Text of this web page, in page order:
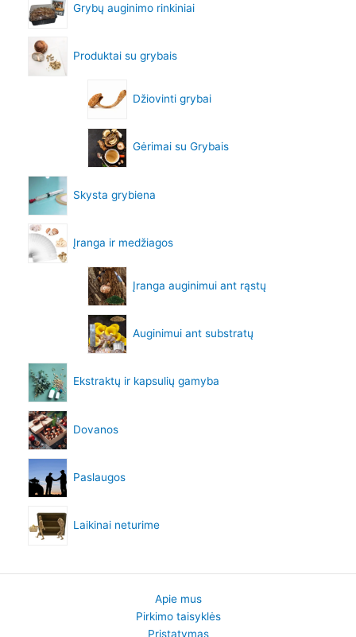
Grybų auginimo rinkiniai
Produktai su grybais
Džiovinti grybai
Gėrimai su Grybais
Skysta grybiena
Įranga ir medžiagos
Įranga auginimui ant rąstų
Auginimui ant substratų
Ekstraktų ir kapsulių gamyba
Dovanos
Paslaugos
Laikinai neturime
Apie mus
Pirkimo taisyklės
Pristatymas